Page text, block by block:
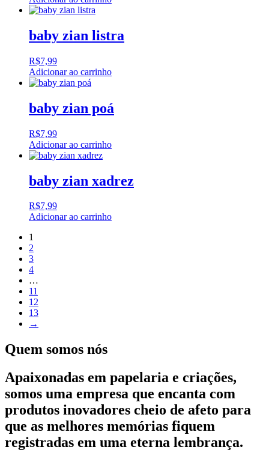
baby zian listra
R$7,99
Adicionar ao carrinho
baby zian poá
R$7,99
Adicionar ao carrinho
baby zian xadrez
R$7,99
Adicionar ao carrinho
1
2
3
4
…
11
12
13
→
Quem somos nós
Apaixonadas em papelaria e criações,
somos uma empresa que encanta com
produtos inovadores cheio de afeto para
que as melhores memórias fiquem
registradas em uma eterna lembrança.